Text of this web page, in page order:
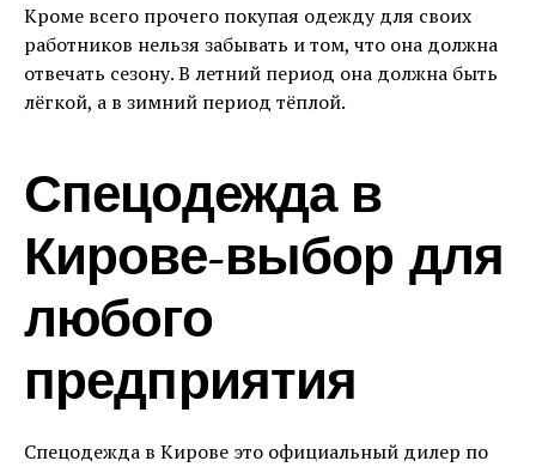
Кроме всего прочего покупая одежду для своих
работников нельзя забывать и том, что она должна
отвечать сезону. В летний период она должна быть
лёгкой, а в зимний период тёплой.
Спецодежда в
Кирове-выбор для
любого
предприятия
Спецодежда в Кирове это официальный дилер по